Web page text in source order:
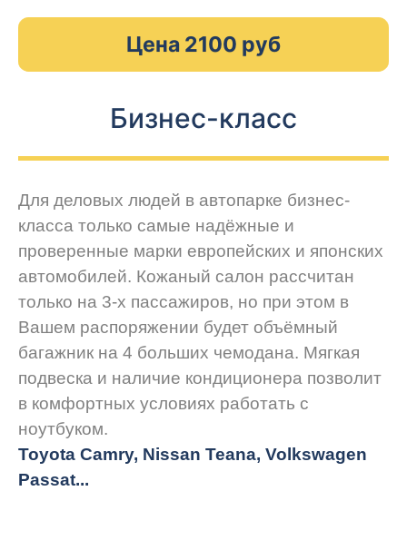
Цена 2100 руб
Бизнес-класс
Для деловых людей в автопарке бизнес-
класса только самые надёжные и
проверенные марки европейских и японских
автомобилей. Кожаный салон рассчитан
только на 3-х пассажиров, но при этом в
Вашем распоряжении будет объёмный
багажник на 4 больших чемодана. Мягкая
подвеска и наличие кондиционера позволит
в комфортных условиях работать с
ноутбуком.
Toyota Camry, Nissan Teana, Volkswagen
Passat...